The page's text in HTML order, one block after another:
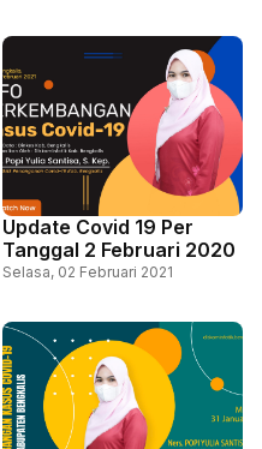
Update Covid 19 Per
Tanggal 2 Februari 2020
Selasa, 02 Februari 2021